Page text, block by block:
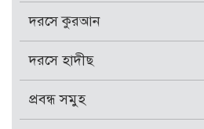
দরসে কুরআন
দরসে হাদীছ
প্রবন্ধ সমুহ